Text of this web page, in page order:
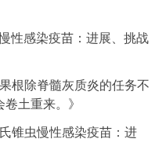
性感染疫苗：进展、挑战
根除脊髓灰质炎的任务不
土重来。 》
锥虫慢性感染疫苗：进